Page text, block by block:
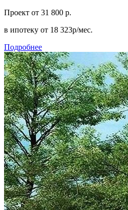
Проект от 31 800 р.
в ипотеку от 18 323р/мес.
Подробнее